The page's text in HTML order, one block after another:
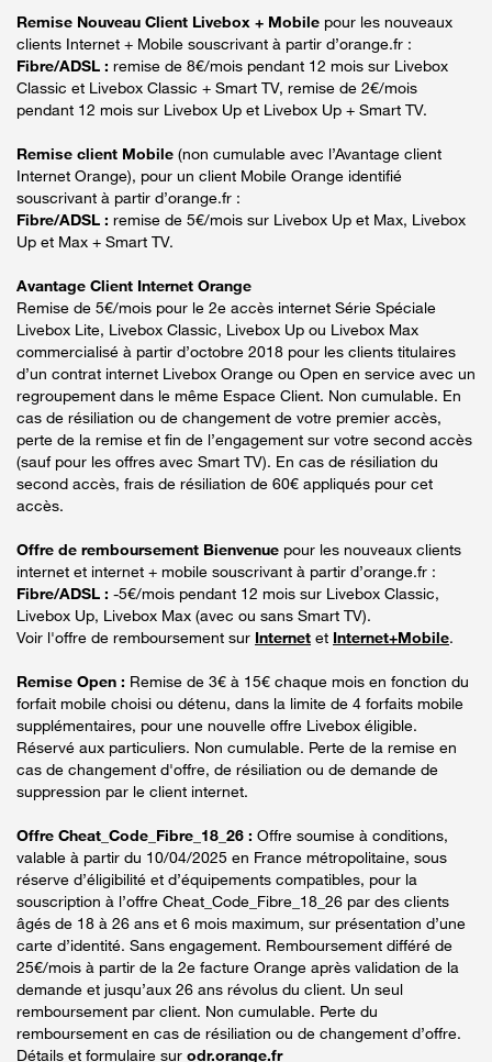
Remise Nouveau Client Livebox + Mobile pour les nouveaux
clients Internet + Mobile souscrivant à partir d’orange.fr :
Fibre/ADSL : remise de 8€/mois pendant 12 mois sur Livebox
Classic et Livebox Classic + Smart TV, remise de 2€/mois
pendant 12 mois sur Livebox Up et Livebox Up + Smart TV.
Remise client Mobile (non cumulable avec l’Avantage client
Internet Orange), pour un client Mobile Orange identifié
souscrivant à partir d’orange.fr :
Fibre/ADSL : remise de 5€/mois sur Livebox Up et Max, Livebox
Up et Max + Smart TV.
Avantage Client Internet Orange
Remise de 5€/mois pour le 2e accès internet Série Spéciale
Livebox Lite, Livebox Classic, Livebox Up ou Livebox Max
commercialisé à partir d’octobre 2018 pour les clients titulaires
d’un contrat internet Livebox Orange ou Open en service avec un
regroupement dans le même Espace Client. Non cumulable. En
cas de résiliation ou de changement de votre premier accès,
perte de la remise et fin de l’engagement sur votre second accès
(sauf pour les offres avec Smart TV). En cas de résiliation du
second accès, frais de résiliation de 60€ appliqués pour cet
accès.
Offre de remboursement Bienvenue pour les nouveaux clients
internet et internet + mobile souscrivant à partir d’orange.fr :
Fibre/ADSL : -5€/mois pendant 12 mois sur Livebox Classic,
Livebox Up, Livebox Max (avec ou sans Smart TV).
Voir l'offre de remboursement sur Internet et Internet+Mobile.
Remise Open : Remise de 3€ à 15€ chaque mois en fonction du
forfait mobile choisi ou détenu, dans la limite de 4 forfaits mobile
supplémentaires, pour une nouvelle offre Livebox éligible.
Réservé aux particuliers. Non cumulable. Perte de la remise en
cas de changement d'offre, de résiliation ou de demande de
suppression par le client internet.
Offre Cheat_Code_Fibre_18_26 : Offre soumise à conditions,
valable à partir du 10/04/2025 en France métropolitaine, sous
réserve d’éligibilité et d’équipements compatibles, pour la
souscription à l’offre Cheat_Code_Fibre_18_26 par des clients
âgés de 18 à 26 ans et 6 mois maximum, sur présentation d’une
carte d’identité. Sans engagement. Remboursement différé de
25€/mois à partir de la 2e facture Orange après validation de la
demande et jusqu’aux 26 ans révolus du client. Un seul
remboursement par client. Non cumulable. Perte du
remboursement en cas de résiliation ou de changement d’offre.
Détails et formulaire sur odr.orange.fr